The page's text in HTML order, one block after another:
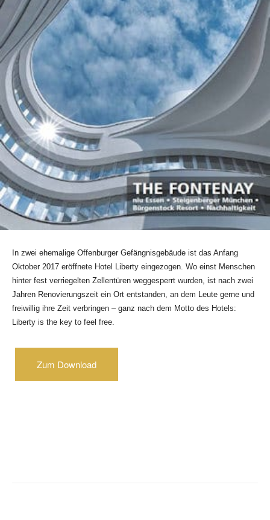
In zwei ehemalige Offenburger Gefängnisgebäude ist das Anfang
Oktober 2017 eröffnete Hotel Liberty eingezogen. Wo einst Menschen
hinter fest verriegelten Zellentüren weggesperrt wurden, ist nach zwei
Jahren Renovierungszeit ein Ort entstanden, an dem Leute gerne und
freiwillig ihre Zeit verbringen – ganz nach dem Motto des Hotels:
Liberty is the key to feel free.
Zum Download